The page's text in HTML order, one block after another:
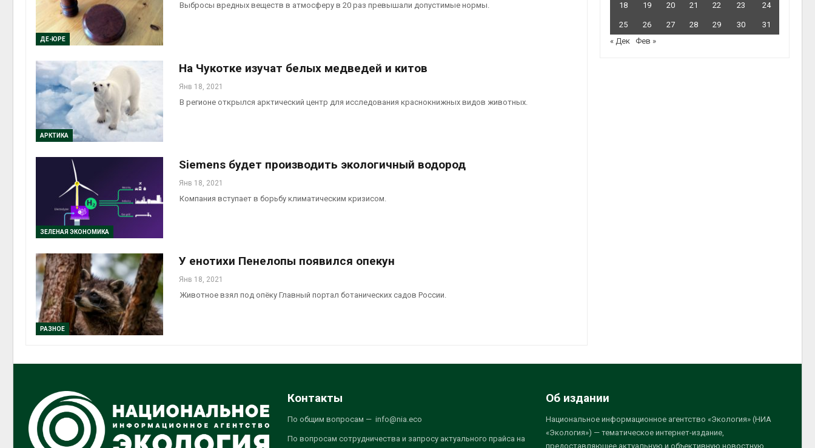
ДЕ-ЮРЕ
Выбросы вредных веществ в атмосферу в 20 раз превышали допустимые нормы.
АРКТИКА
На Чукотке изучат белых медведей и китов
Янв 18, 2021
В регионе открылся арктический центр для исследования краснокнижных видов животных.
ЗЕЛЕНАЯ ЭКОНОМИКА
Siemens будет производить экологичный водород
Янв 18, 2021
Компания вступает в борьбу климатическим кризисом.
РАЗНОЕ
У енотихи Пенелопы появился опекун
Янв 18, 2021
Животное взял под опёку Главный портал ботанических садов России.
18 19 20 21 22 23 24
25 26 27 28 29 30
31
« Дек
Фев »
Контакты
По общим вопросам — info@nia.eco
По вопросам сотрудничества и запросу актуального прайса на
Об издании
Национальное информационное агентство «Экология» (НИА
«Экология») — тематическое интернет-издание,
предоставляющее актуальную и объективную новостную